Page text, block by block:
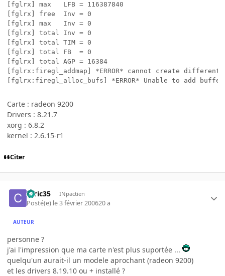
[fglrx] max   LFB = 116387840
[fglrx] free  Inv = 0
[fglrx] max   Inv = 0
[fglrx] total Inv = 0
[fglrx] total TIM = 0
[fglrx] total FB  = 0
[fglrx] total AGP = 16384
[fglrx:firegl_addmap] *ERROR* cannot create different
[fglrx:firegl_alloc_bufs] *ERROR* Unable to add
Carte : radeon 9200
Drivers : 8.21.7
xorg : 6.8.2
kernel : 2.6.15-r1
Citer
ceric35 INpactien
Posté(e) le 3 février 200620 a
AUTEUR
personne ?
j'ai l'impression que ma carte n'est plus suportée ...
quelqu'un aurait-il un modele aprochant (radeon 9200)
et les drivers 8.19.10 ou + installé ?